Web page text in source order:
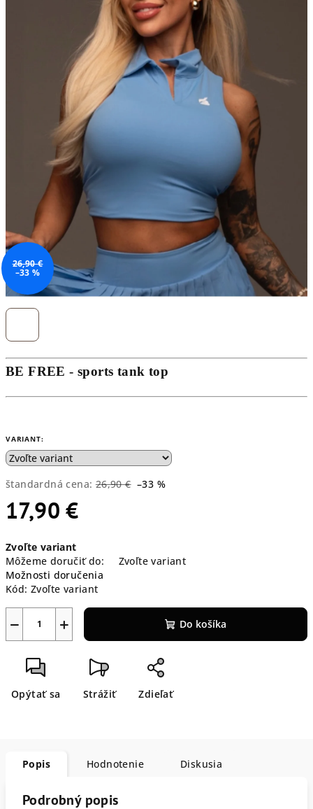
BE FREE - sports tank top
VARIANT:
štandardná cena: 26,90 € –33 %
17,90 €
cena:
Zvoľte variant
Môžeme doručiť do:
Zvoľte variant
Možnosti doručenia
Kód: Zvoľte variant
+
− Do košíka
Opýtať sa Strážiť Zdieľať
26,90 €
–33 %
Popis Hodnotenie Diskusia
Podrobný popis